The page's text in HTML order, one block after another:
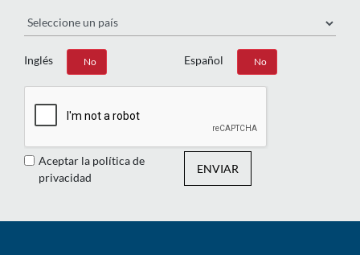
Inglés
Sí No Español
Sí No
Aceptar la política de
privacidad
ENVIAR